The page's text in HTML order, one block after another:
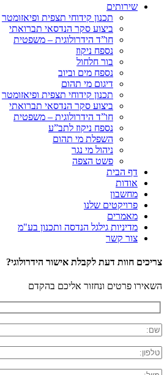
שירותים
תכנון קידוחי תצפית ופיאזומטר
ביצוע סקר הנדסאי תברואתי
חו”ד הידרולוגית – משפטית
נספח ניקוז
בור חלחול
נספח מים וביוב
דיגום מי תהום
תכנון קידוחי תצפית ופיאזומטר
ביצוע סקר הנדסאי תברואתי
חו”ד הידרולוגית – משפטית
נספח ניקוז לתב”ע
השפלת מי תהום
ניהול מי נגר
פשט הצפה
דף הבית
אודות
מחשבון
פרויקטים שלנו
מאמרים
מדיניות גילגל הנדסה ותכנון בע"מ
צור קשר
צריכים חוות דעת לקבלת אישור הידרולוגי?
השאירו פרטים ונחזור אליכם בהקדם